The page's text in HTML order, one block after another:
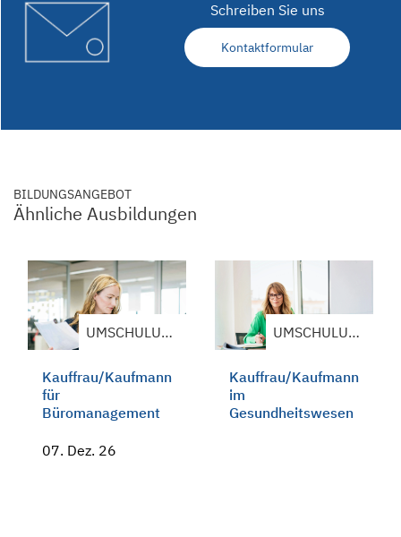
Schreiben Sie uns
Kontaktformular
BILDUNGSANGEBOT
Ähnliche Ausbildungen
UMSCHULUNG
Kauffrau/Kaufmann
für
Büromanagement
07. Dez. 26
UMSCHULUNG
Kauffrau/Kaufmann
im
Gesundheitswesen